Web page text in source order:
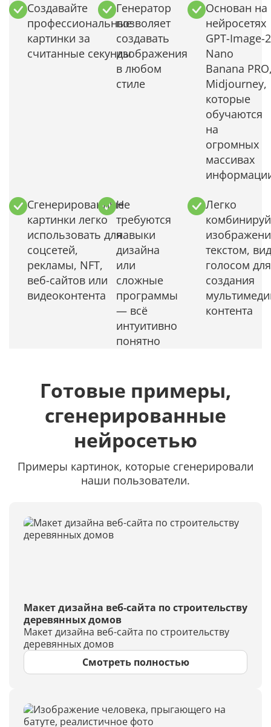
Создавайте
профессиональные
картинки за
считанные секунды
Генератор
позволяет
создавать
изображения
в любом
стиле
Основан на
нейросетях
GPT-Image-
Nano
Banana
Midjourney,
которые
обучаются
на
огромных
массивах
Сгенерированные
картинки легко
использовать для
соцсетей,
рекламы, NFT,
веб-сайтов или
видеоконтента
Не
требуются
навыки
дизайна
или
сложные
программы
— всё
интуитивно
понятно
Легко
текстом,
голосом для
создания
контента
Готовые примеры,
сгенерированные
нейросетью
Примеры картинок, которые сгенерировали
наши пользователи.
Макет дизайна веб-сайта по строительству
деревянных домов
Макет дизайна веб-сайта по строительству
деревянных домов
Смотреть полностью